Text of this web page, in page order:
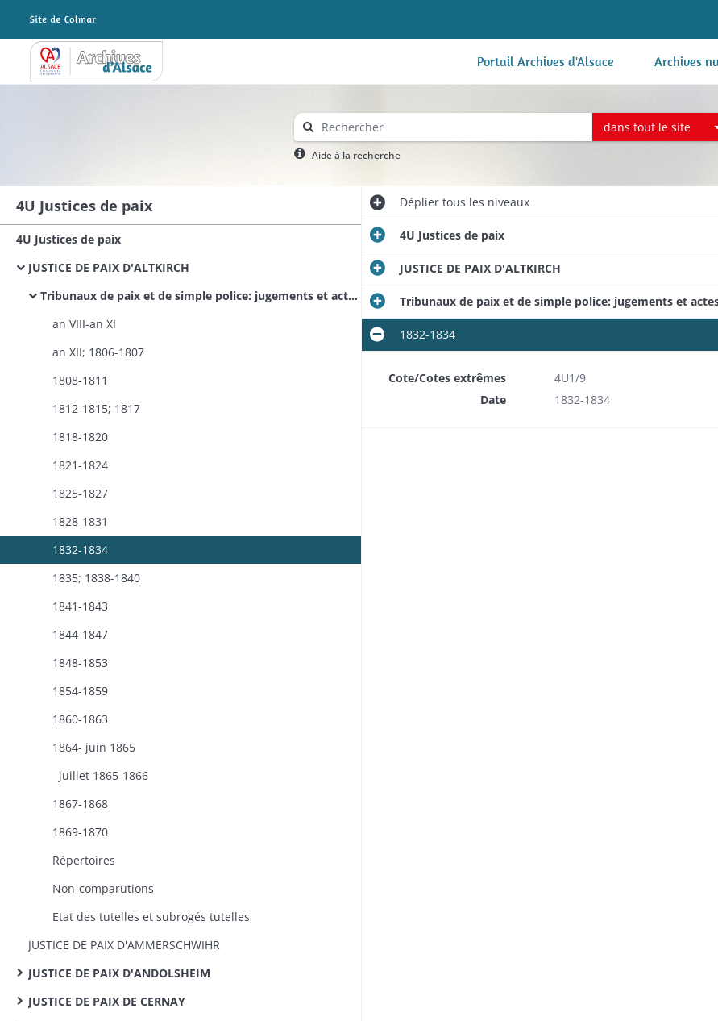
Archives Alsace - Colmar Portail Archives d'Alsace Archives
dans tout le site
Aide à la recherche
4U Justices de paix
4U Justices de paix
JUSTICE DE PAIX D'ALTKIRCH
Tribunaux de paix et de simple police: jugements et actes civils
an VIII-an XI
an XII; 1806-1807
1808-1811
1812-1815; 1817
1818-1820
1821-1824
1825-1827
1828-1831
1832-1834
1835; 1838-1840
1841-1843
1844-1847
1848-1853
1854-1859
1860-1863
1864- juin 1865
juillet 1865-1866
1867-1868
1869-1870
Répertoires
Non-comparutions
Etat des tutelles et subrogés tutelles
JUSTICE DE PAIX D'AMMERSCHWIHR
JUSTICE DE PAIX D'ANDOLSHEIM
JUSTICE DE PAIX DE CERNAY
Dépliertous les niveaux
4U Justices de paix
JUSTICE DE PAIX D'ALTKIRCH
Tribunaux de paix et de simple police: jugements et
1832-1834
Cote/Cotes extrêmes
4U1/9
Date
1832-1834